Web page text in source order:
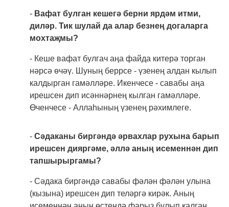
- Вафат булган кешегә берни ярдәм итми,
диләр. Тик шулай да алар безнең догаларга
мохтаҗмы?
- Кеше вафат булгач аңа файда китерә торган
нәрсә өчәү. Шуның беррсе - үзенең алдан кылып
калдырган гамәлләре. Икенчесе - савабы аңа
ирешсен дип исәннәрнең кылган гамәлләре.
Өченчесе - Аллаһының үзенең рәхимлеге.
- Сәдаканы биргәндә әрвахлар рухына барып
ирешсен дияргәме, әллә аның исеменнән дип
тапшырыргамы?
- Сәдака биргәндә савабы фәлән фәлән улына
(кызына) ирешсен дип теләргә кирәк. Аның